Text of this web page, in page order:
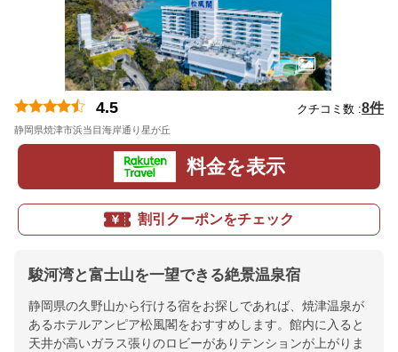
4.5 クチコミ数 :8件
静岡県焼津市浜当目海岸通り星が丘
料金を表示
割引クーポンをチェック
駿河湾と富士山を一望できる絶景温泉宿
静岡県の久野山から行ける宿をお探しであれば、焼津温泉が
あるホテルアンピア松風閣をおすすめします。館内に入ると
天井が高いガラス張りのロビーがありテンションが上がりま